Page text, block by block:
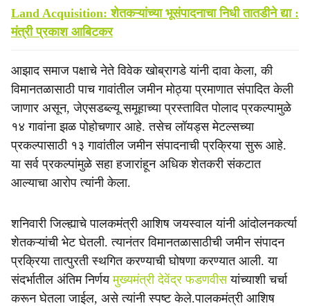
Land Acquisition: शेतकऱ्यांच्या भूसंपादनाचा निधी तातडीने द्या :
मंत्री प्रकाश आबिटकर
आझाद समाज पक्षाचे नेते विवेक खोब्रागडे यांनी दावा केला, की
विमानतळासाठी पाच गावांतील जमीन मोठ्या प्रमाणात संपादित केली
जाणार असून, जेएसडब्ल्यू समूहाच्या प्रस्तावित पोलाद प्रकल्पामुळे
१४ गावांना झळ पोहोचणार आहे. तसेच लॉयड्स मेटल्सच्या
प्रकल्पासाठी १३ गावांतील जमीन संपादनाची प्रक्रिया सुरू आहे.
या सर्व प्रकल्पांमुळे सहा हजारांहून अधिक शेतकरी संकटात
आल्याचा आरोप त्यांनी केला.
शनिवारी जिल्ह्याचे पालकमंत्री आशिष जयस्वाल यांनी आंदोलनकर्त्या
शेतकऱ्यांची भेट घेतली. त्यानंतर विमानतळासाठीची जमीन संपादन
प्रक्रिया तात्पुरती स्थगित करण्याची घोषणा करण्यात आली. या
संदर्भातील अंतिम निर्णयमुख्यमंत्री देवेंद्र फडणवीसयांच्याशी चर्चा
करून घेतला जाईल, असे त्यांनी स्पष्ट केले.पालकमंत्री आशिष